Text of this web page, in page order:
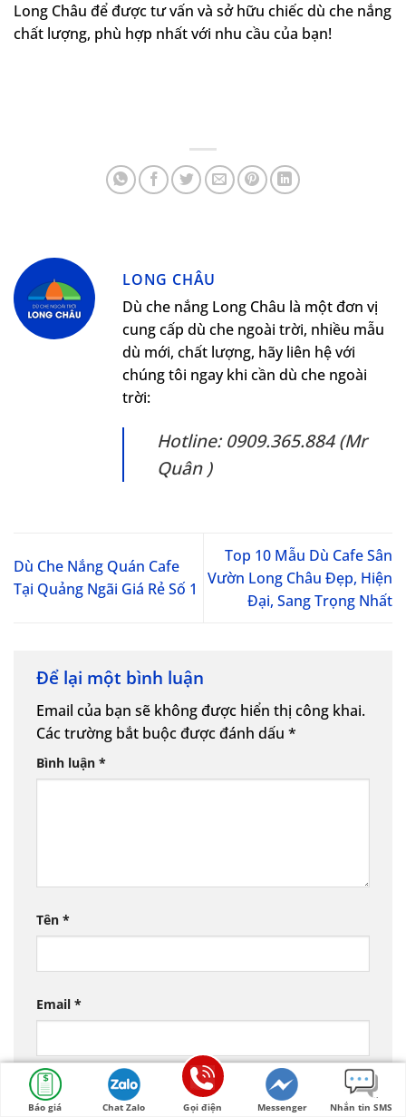
Long Châu để được tư vấn và sở hữu chiếc dù che nắng
chất lượng, phù hợp nhất với nhu cầu của bạn!
LONG CHÂU
Dù che nắng Long Châu là một đơn vị
cung cấp dù che ngoài trời, nhiều mẫu
dù mới, chất lượng, hãy liên hệ với
chúng tôi ngay khi cần dù che ngoài
trời:
Hotline: 0909.365.884 (Mr
Quân )
Dù Che Nắng Quán Cafe
Tại Quảng Ngãi Giá Rẻ Số 1
Top 10 Mẫu Dù Cafe Sân
Vườn Long Châu Đẹp, Hiện
Đại, Sang Trọng Nhất
Để lại một bình luận
Email của bạn sẽ không được hiển thị công khai.
Các trường bắt buộc được đánh dấu *
Bình luận *
Tên *
Email *
Trang web
Báo giá Chat Zalo Gọi điện Messenger Nhắn tin SMS